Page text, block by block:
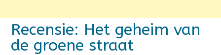
Recensie: Het geheim van
de groene straat